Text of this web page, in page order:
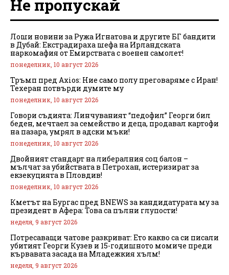
Не пропускай
Лоши новини за Ружа Игнатова и другите БГ бандити
в Дубай: Екстрадираха шефа на Ирландската
наркомафия от Емирствата с военен самолет!
понеделник, 10 август 2026
Тръмп пред Axios: Ние само полу преговаряме с Иран!
Техеран потвърди думите му
понеделник, 10 август 2026
Говори съдията: Линчуваният “педофил” Георги бил
беден, мечтаел за семейство и деца, продавал картофи
на пазара, умрял в адски мъки!
понеделник, 10 август 2026
Двойният стандарт на либералния соц балон –
мълчат за убийствата в Петрохан, истеризират за
екзекуцията в Пловдив!
понеделник, 10 август 2026
Кметът на Бургас пред BNEWS за кандидатурата му за
президент в Афера: Това са пълни глупости!
неделя, 9 август 2026
Потресаващи чатове разкриват: Ето какво са си писали
убитият Георги Кузев и 15-годишното момиче преди
кървавата засада на Младежкия хълм!
неделя, 9 август 2026